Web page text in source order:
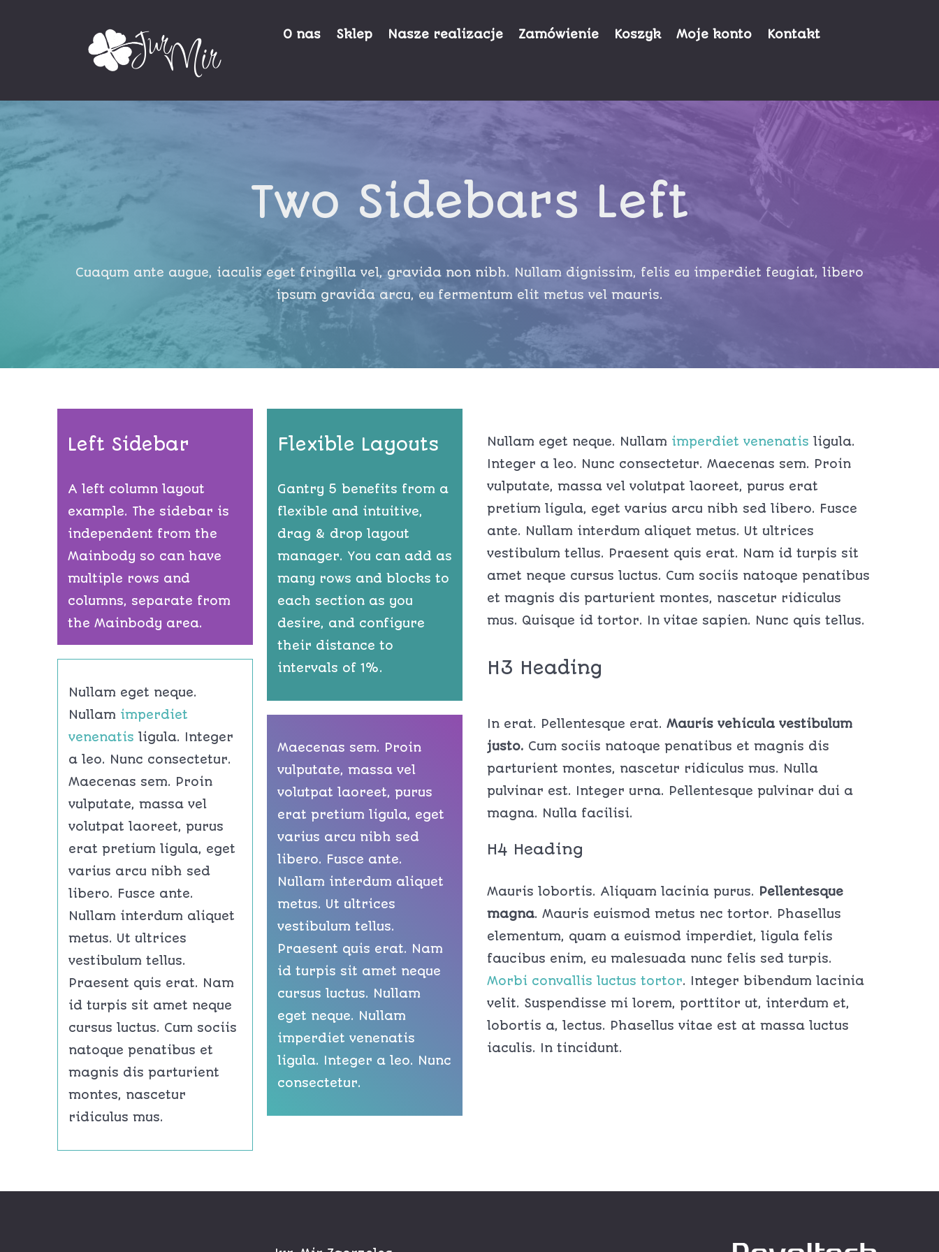
O nas Sklep Nasze realizacje Zamówienie Koszyk Moje konto Kontakt
Two Sidebars Left
Cuaqum ante augue, iaculis eget fringilla vel, gravida non nibh. Nullam dignissim, felis eu imperdiet feugiat, libero
ipsum gravida arcu, eu fermentum elit metus vel mauris.
Left Sidebar
A left column layout
example. The sidebar is
independent from the
Mainbody so can have
multiple rows and
columns, separate from
the Mainbody area.
Nullam eget neque.
Nullam imperdiet
venenatis ligula. Integer
a leo. Nunc consectetur.
Maecenas sem. Proin
vulputate, massa vel
volutpat laoreet, purus
erat pretium ligula, eget
varius arcu nibh sed
libero. Fusce ante.
Nullam interdum aliquet
metus. Ut ultrices
vestibulum tellus.
Praesent quis erat. Nam
id turpis sit amet neque
cursus luctus. Cum sociis
natoque penatibus et
magnis dis parturient
montes, nascetur
ridiculus mus.
Flexible Layouts
Gantry 5 benefits from a
flexible and intuitive,
drag & drop layout
manager. You can add as
many rows and blocks to
each section as you
desire, and configure
their distance to
intervals of 1%.
Maecenas sem. Proin
vulputate, massa vel
volutpat laoreet, purus
erat pretium ligula, eget
varius arcu nibh sed
libero. Fusce ante.
Nullam interdum aliquet
metus. Ut ultrices
vestibulum tellus.
Praesent quis erat. Nam
id turpis sit amet neque
cursus luctus. Nullam
eget neque. Nullam
imperdiet venenatis
ligula. Integer a leo. Nunc
consectetur.
Nullam eget neque. Nullam imperdiet venenatis ligula.
Integer a leo. Nunc consectetur. Maecenas sem. Proin
vulputate, massa vel volutpat laoreet, purus erat
pretium ligula, eget varius arcu nibh sed libero. Fusce
ante. Nullam interdum aliquet metus. Ut ultrices
vestibulum tellus. Praesent quis erat. Nam id turpis sit
amet neque cursus luctus. Cum sociis natoque penatibus
et magnis dis parturient montes, nascetur ridiculus
mus. Quisque id tortor. In vitae sapien. Nunc quis tellus.
H3 Heading
In erat. Pellentesque erat. Mauris vehicula vestibulum
justo. Cum sociis natoque penatibus et magnis dis
parturient montes, nascetur ridiculus mus. Nulla
pulvinar est. Integer urna. Pellentesque pulvinar dui a
magna. Nulla facilisi.
H4 Heading
Mauris lobortis. Aliquam lacinia purus. Pellentesque
magna. Mauris euismod metus nec tortor. Phasellus
elementum, quam a euismod imperdiet, ligula felis
faucibus enim, eu malesuada nunc felis sed turpis.
Morbi convallis luctus tortor. Integer bibendum lacinia
velit. Suspendisse mi lorem, porttitor ut, interdum et,
lobortis a, lectus. Phasellus vitae est at massa luctus
iaculis. In tincidunt.